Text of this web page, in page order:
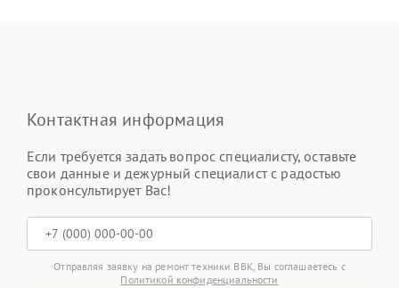
Контактная информация
Если требуется задать вопрос специалисту, оставьте
свои данные и дежурный специалист с радостью
проконсультирует Вас!
Отправляя заявку на ремонт техники BBK, Вы соглашаетесь с
Политикой конфиденциальности